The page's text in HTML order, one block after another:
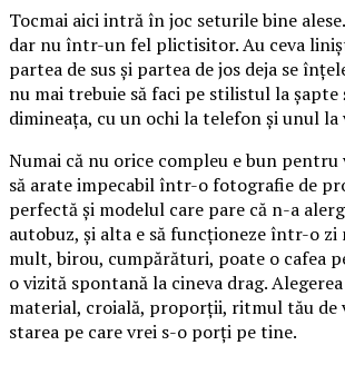
Tocmai aici intră în joc seturile bine
dar nu într-un fel plictisitor. Au ceva
partea de sus și partea de jos deja se
nu mai trebuie să faci pe stilistul la șapte
dimineața, cu un ochi la telefon și unul la
Numai că nu orice compleu e bun pentru
să arate impecabil într-o fotografie de
perfectă și modelul care pare că n-a
autobuz, și alta e să funcționeze într-o zi
mult, birou, cumpărături, poate o cafea
o vizită spontană la cineva drag.
material, croială, proporții, ritmul tău de
starea pe care vrei s-o porți pe tine.